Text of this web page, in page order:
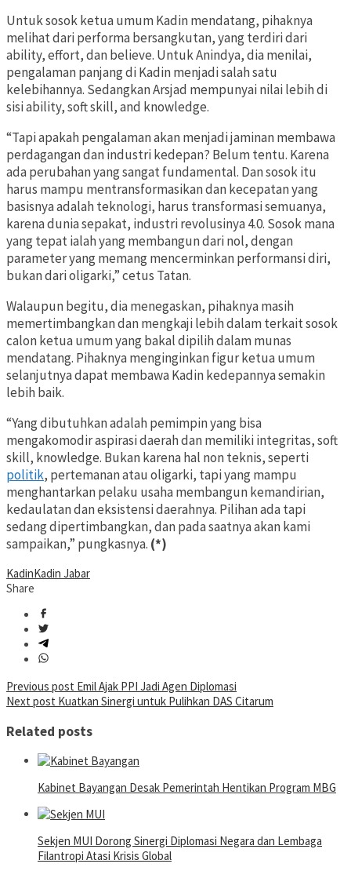
Untuk sosok ketua umum Kadin mendatang, pihaknya
melihat dari performa bersangkutan, yang terdiri dari
ability, effort, dan believe. Untuk Anindya, dia menilai,
pengalaman panjang di Kadin menjadi salah satu
kelebihannya. Sedangkan Arsjad mempunyai nilai lebih di
sisi ability, soft skill, and knowledge.
“Tapi apakah pengalaman akan menjadi jaminan membawa
perdagangan dan industri kedepan? Belum tentu. Karena
ada perubahan yang sangat fundamental. Dan sosok itu
harus mampu mentransformasikan dan kecepatan yang
basisnya adalah teknologi, harus transformasi semuanya,
karena dunia sepakat, industri revolusinya 4.0. Sosok mana
yang tepat ialah yang membangun dari nol, dengan
parameter yang memang mencerminkan performansi diri,
bukan dari oligarki,” cetus Tatan.
Walaupun begitu, dia menegaskan, pihaknya masih
memertimbangkan dan mengkaji lebih dalam terkait sosok
calon ketua umum yang bakal dipilih dalam munas
mendatang. Pihaknya menginginkan figur ketua umum
selanjutnya dapat membawa Kadin kedepannya semakin
lebih baik.
“Yang dibutuhkan adalah pemimpin yang bisa
mengakomodir aspirasi daerah dan memiliki integritas, soft
skill, knowledge. Bukan karena hal non teknis, seperti
politik, pertemanan atau oligarki, tapi yang mampu
menghantarkan pelaku usaha membangun kemandirian,
kedaulatan dan eksistensi daerahnya. Pilihan ada tapi
sedang dipertimbangkan, dan pada saatnya akan kami
sampaikan,” pungkasnya. (*)
KadinKadin Jabar
Share
Post
navigation
Previous post Emil Ajak PPI Jadi Agen Diplomasi
Next post Kuatkan Sinergi untuk Pulihkan DAS Citarum
Related posts
Kabinet Bayangan Desak Pemerintah Hentikan Program MBG
Sekjen MUI Dorong Sinergi Diplomasi Negara dan Lembaga
Filantropi Atasi Krisis Global